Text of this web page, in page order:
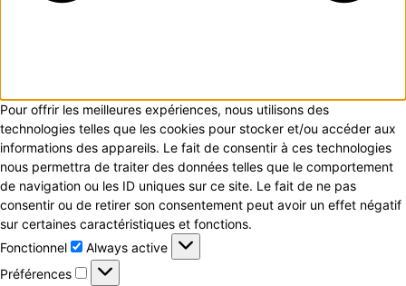
Pour offrir les meilleures expériences, nous utilisons des
technologies telles que les cookies pour stocker et/ou accéder aux
informations des appareils. Le fait de consentir à ces technologies
nous permettra de traiter des données telles que le comportement
de navigation ou les ID uniques sur ce site. Le fait de ne pas
consentir ou de retirer son consentement peut avoir un effet négatif
sur certaines caractéristiques et fonctions.
Fonctionnel
Fonctionnel
Always active
Préférences
Préférences